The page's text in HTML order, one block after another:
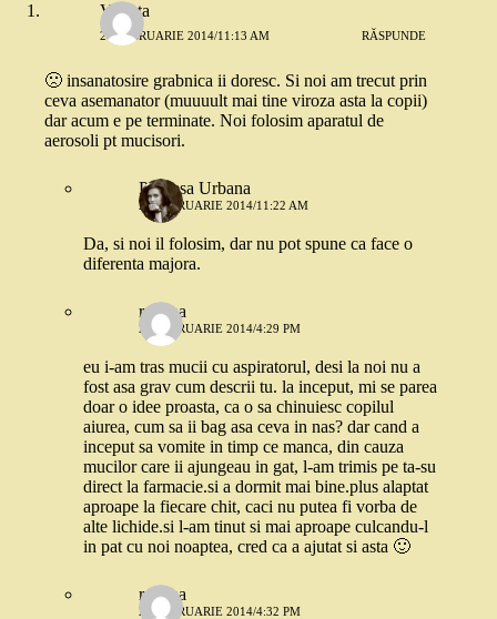
Violeta
26 FEBRUARIE 2014/11:13 AM RĂSPUNDE
🙁 insanatosire grabnica ii doresc. Si noi am trecut prin
ceva asemanator (muuuult mai tine viroza asta la copii)
dar acum e pe terminate. Noi folosim aparatul de
aerosoli pt mucisori.
Printesa Urbana
26 FEBRUARIE 2014/11:22 AM
Da, si noi il folosim, dar nu pot spune ca face o
diferenta majora.
roxana
26 FEBRUARIE 2014/4:29 PM
eu i-am tras mucii cu aspiratorul, desi la noi nu a
fost asa grav cum descrii tu. la inceput, mi se parea
doar o idee proasta, ca o sa chinuiesc copilul
aiurea, cum sa ii bag asa ceva in nas? dar cand a
inceput sa vomite in timp ce manca, din cauza
mucilor care ii ajungeau in gat, l-am trimis pe ta-su
direct la farmacie.si a dormit mai bine.plus alaptat
aproape la fiecare chit, caci nu putea fi vorba de
alte lichide.si l-am tinut si mai aproape culcandu-l
in pat cu noi noaptea, cred ca a ajutat si asta 🙂
roxana
26 FEBRUARIE 2014/4:32 PM